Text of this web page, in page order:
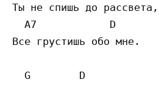
Ты не спишь до рассвета,
  A7            D
Все грустишь обо мне.
  G        D